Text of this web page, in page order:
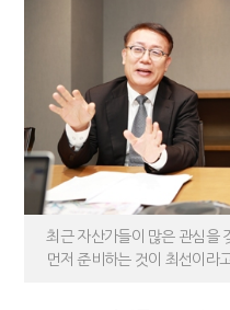
최근 자산가들이 많은 관심을
먼저 준비하는 것이 최선이라